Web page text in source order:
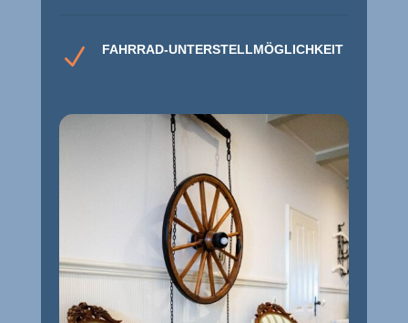
N FAHRRAD-UNTERSTELLMÖGLICHKEIT